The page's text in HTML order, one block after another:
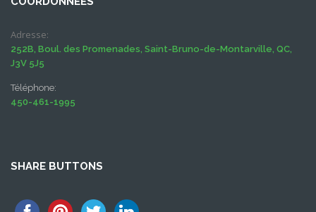
Adresse:
252B, Boul. des Promenades, Saint-Bruno-de-Montarville, QC,
J3V 5J5
Téléphone:
450-461-1995
SHARE BUTTONS